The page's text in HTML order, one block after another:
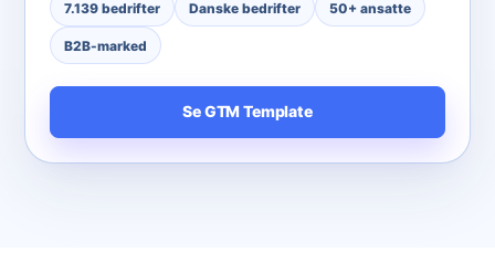
7.139 bedrifter Danske bedrifter 50+ ansatte
B2B-marked
Se GTM Template